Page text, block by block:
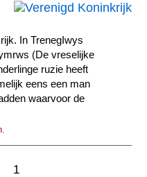
In TrenegIwys
(De vreselijke
ruzie heeft
eens een man
waarvoor de
1